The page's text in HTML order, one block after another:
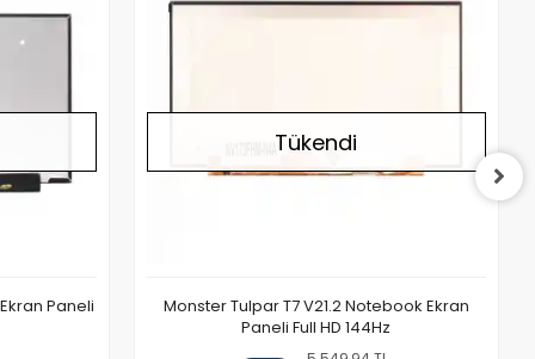
Paneli
Tükendi
Monster Tulpar T7 V21.2 Notebook Ekran
Paneli Full HD 144Hz